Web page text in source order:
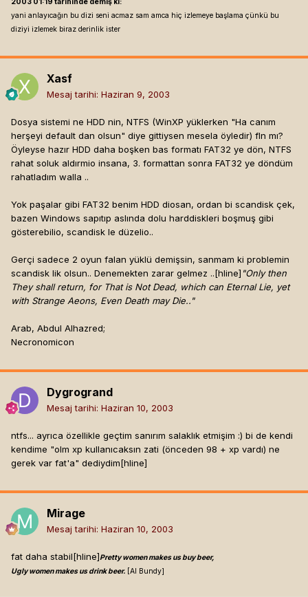
2003 01:19 tarihinde demiş ki:
yani anlayıcağın bu dizi seni acmaz sam amca hiç izlemeye başlama çünkü bu
diziyi izlemek biraz derinlik ister
Xasf
Mesaj tarihi: Haziran 9, 2003
Dosya sistemi ne HDD nin, NTFS (WinXP yüklerken "Ha canım
herşeyi default dan olsun" diye gittiysen mesela öyledir) fln mı?
Öyleyse hazır HDD daha boşken bas formatı FAT32 ye dön, NTFS
rahat soluk aldırmio insana, 3. formattan sonra FAT32 ye döndüm
rahatladım walla ..
Yok paşalar gibi FAT32 benim HDD diosan, ordan bi scandisk çek,
bazen Windows sapıtıp aslında dolu harddiskleri boşmuş gibi
gösterebilio, scandisk le düzelio..
Gerçi sadece 2 oyun falan yüklü demişsin, sanmam ki problemin
scandisk lik olsun.. Denemekten zarar gelmez ..[hline] "Only then
They shall return, for That is Not Dead, which can Eternal Lie, yet
with Strange Aeons, Even Death may Die.."
Arab, Abdul Alhazred;
Necronomicon
Dygrogrand
Mesaj tarihi: Haziran 10, 2003
ntfs... ayrıca özellikle geçtim sanırım salaklık etmişim :) bi de kendi
kendime "olm xp kullanıcaksın zati (önceden 98 + xp vardı) ne
gerek var fat'a" dediydim[hline]
Mirage
Mesaj tarihi: Haziran 10, 2003
fat daha stabil[hline]Pretty women makes us buy beer,
Ugly women makes us drink beer. [Al Bundy]